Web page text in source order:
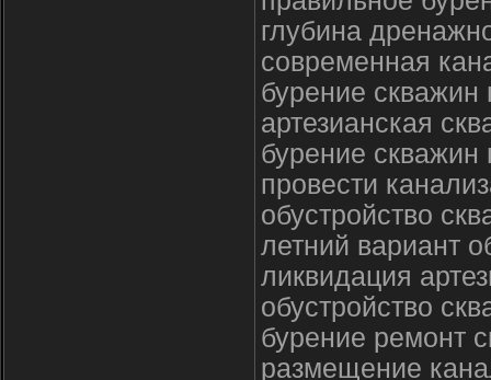
глубина
современная
бурение
артезианская
бурение скважин
провести
обустройство
летний вариант
ликвидация
обустройство
бурение ремонт
размещение